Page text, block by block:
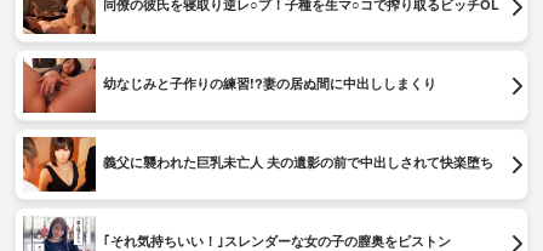
同僚の彼氏を寝取り逆レ○プ！子種を生マ○コで搾り取るビッチOL
幼なじみと子作りの練習!?妻の居ぬ間に中出ししまくり
義父に襲われた巨乳未亡人 夫の遺影の前で中出しされて快楽堕ち
｢それ気持ちいい！｣スレンダーな女の子の膣奥をピストン